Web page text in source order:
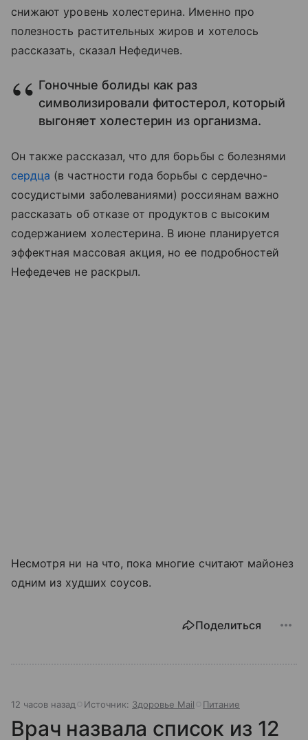
снижают уровень холестерина. Именно про
полезность растительных жиров и хотелось
рассказать, сказал Нефедичев.
Гоночные болиды как раз
символизировали фитостерол, который
выгоняет холестерин из организма.
Он также рассказал, что для борьбы с болезнями
сердца (в частности года борьбы с сердечно-
сосудистыми заболеваниями) россиянам важно
рассказать об отказе от продуктов с высоким
содержанием холестерина. В июне планируется
эффектная массовая акция, но ее подробностей
Нефедечев не раскрыл.
Несмотря ни на что, пока многие считают майонез
одним из худших соусов.
Поделиться
12 часов назад Источник: Здоровье Mail Питание
Врач назвала список из 12